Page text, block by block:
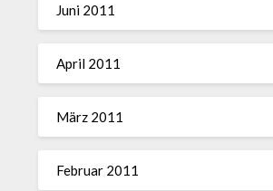
Juni 2011
April 2011
März 2011
Februar 2011